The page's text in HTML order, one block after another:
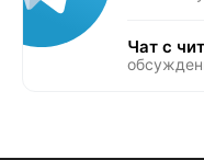
Чат с